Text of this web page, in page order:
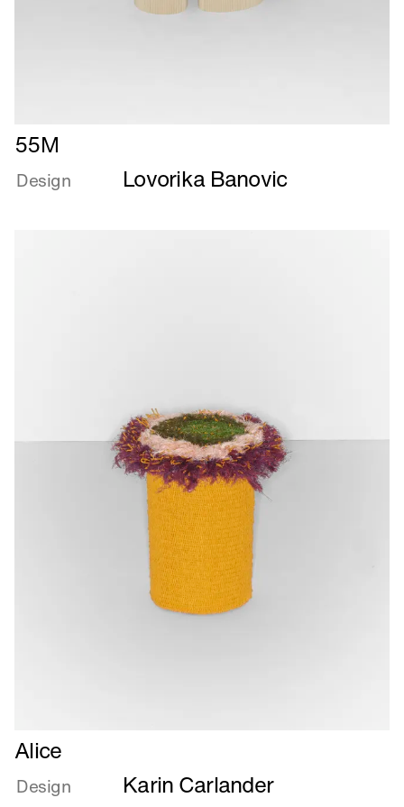
Læs
mere
om
55M
Design Lovorika Banovic
Læs
mere
om
Alice
Design Karin Carlander